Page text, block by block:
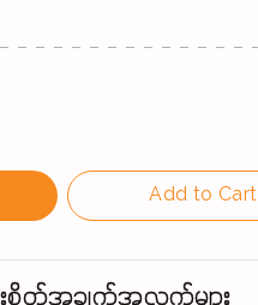
Add to Cart
စိတ်အချက်အလက်များ